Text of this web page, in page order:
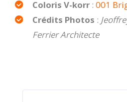
Coloris V-korr : 001
Crédits Photos :
Ferrier Architecte